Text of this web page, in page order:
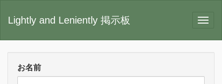
Lightly and Leniently 掲示板
お名前